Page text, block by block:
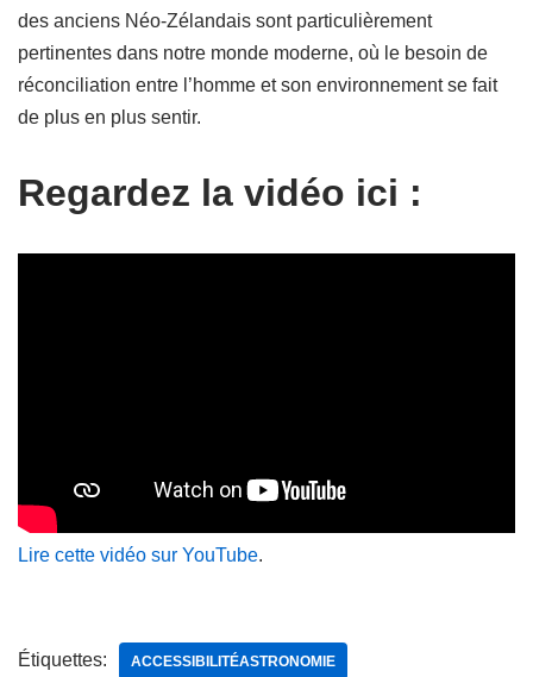
des anciens Néo-Zélandais sont particulièrement
pertinentes dans notre monde moderne, où le besoin de
réconciliation entre l’homme et son environnement se fait
de plus en plus sentir.
Regardez la vidéo ici :
Lire cette vidéo sur YouTube.
Étiquettes: ACCESSIBILITÉASTRONOMIE